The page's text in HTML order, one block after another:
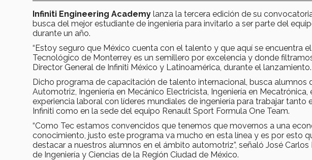
Infiniti Engineering Academy lanza la tercera edición de su
busca del mejor estudiante de ingeniería para invitarlo a ser parte del
durante un año.
“Estoy seguro que México cuenta con el talento y que aquí se encuentra
Tecnológico de Monterrey es un semillero por excelencia y donde
Director General de Infiniti México y Latinoamérica, durante el lanzamiento.
Dicho programa de capacitación de talento internacional, busca alumnos
Automotriz, Ingeniería en Mecánico Electricista, Ingeniería en
experiencia laboral con líderes mundiales de ingeniería para trabajar
Infiniti como en la sede del equipo Renault Sport Formula One Team.
“Como Tec estamos convencidos que tenemos que movernos a una
conocimiento, justo este programa va mucho en esta línea y es por esto
destacar a nuestros alumnos en el ámbito automotriz”, señaló José
de Ingeniería y Ciencias de la Región Ciudad de México.